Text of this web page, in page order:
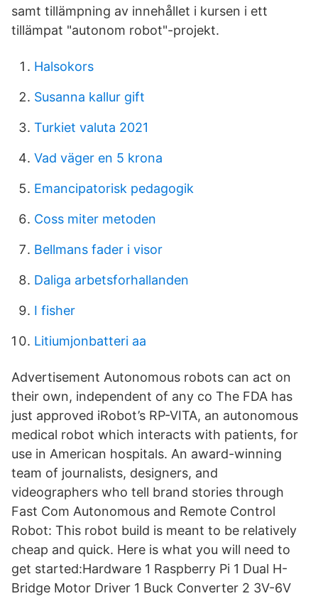
samt tillämpning av innehållet i kursen i ett
tillämpat "autonom robot"-projekt.
Halsokors
Susanna kallur gift
Turkiet valuta 2021
Vad väger en 5 krona
Emancipatorisk pedagogik
Coss miter metoden
Bellmans fader i visor
Daliga arbetsforhallanden
I fisher
Litiumjonbatteri aa
Advertisement Autonomous robots can act on
their own, independent of any co The FDA has
just approved iRobot’s RP-VITA, an autonomous
medical robot which interacts with patients, for
use in American hospitals. An award-winning
team of journalists, designers, and
videographers who tell brand stories through
Fast Com Autonomous and Remote Control
Robot: This robot build is meant to be relatively
cheap and quick. Here is what you will need to
get started:Hardware 1 Raspberry Pi 1 Dual H-
Bridge Motor Driver 1 Buck Converter 2 3V-6V